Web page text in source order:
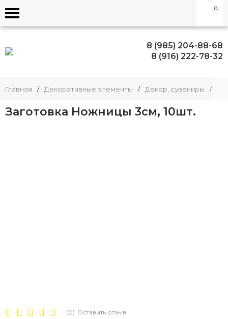
0
8 (985) 204-88-68
8 (916) 222-78-32
Главная / Декоративные элементы / Декор, сувениры /
Заготовка Ножницы 3см, 10шт.
(0) Оставить отзыв